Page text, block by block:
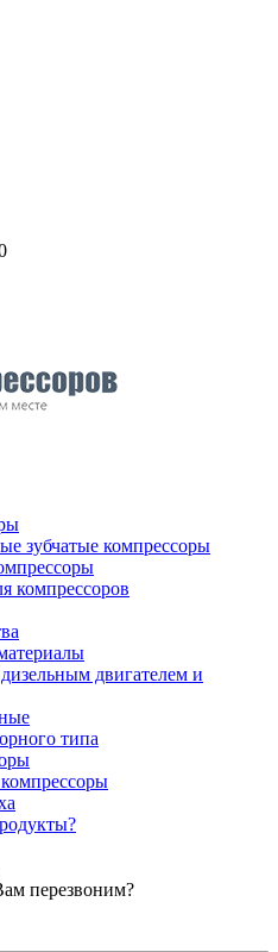
зубчатые компрессоры
компрессоров
двигателем и
типа
перезвоним?